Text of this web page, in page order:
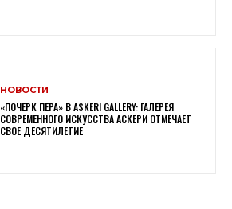
НОВОСТИ
«ПОЧЕРК ПЕРА» В ASKERI GALLERY: ГАЛЕРЕЯ
СОВРЕМЕННОГО ИСКУССТВА АСКЕРИ ОТМЕЧАЕТ
СВОЕ ДЕСЯТИЛЕТИЕ